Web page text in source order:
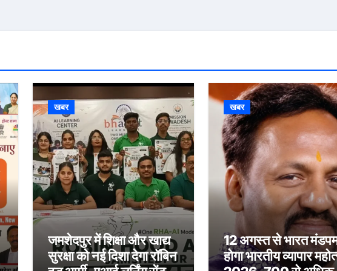
खबर
जमशेदपुर में शिक्षा और खाद्य
सुरक्षा को नई दिशा देगा रॉबिन
खबर
12 अगस्त से भारत
होगा भारतीय व्यापार